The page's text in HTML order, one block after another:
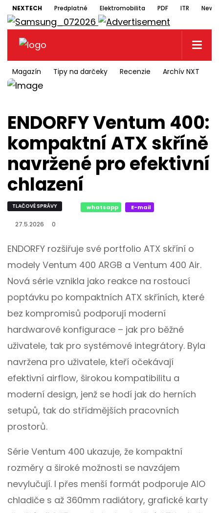
NEXTECH Predplatné Elektromobilita PDF ITR
Magazín Tipy na darčeky Recenzie Archív NXT
ENDORFY Ventum 400:
kompaktní ATX skříně
navržené pro efektivní
chlazení
TLAČOVÉ SPRÁVY whatsapp E-mail
27.5.2026 0
ENDORFY rozšiřuje své portfolio ATX skříní o
modely Ventum 400 ARGB a Ventum 400 Air.
Nová série vznikla jako reakce na rostoucí
poptávku po kompaktních ATX skříních, které
bez kompromisů podporují moderní
hardwarové konfigurace – jak pro běžné
uživatele, tak pro systémové integrátory. Byla
navržena pro uživatele, kteří očekávají
efektivní airflow, širokou kompatibilitu a
moderní design, jenž se hodí jak do herních
setupů, tak do střídmějších pracovních
prostorů.
Série Ventum 400 ukazuje, že kompaktní
rozměry a široké možnosti se navzájem
nevylučují. I přes menší formát podporuje AIO
chladiče s až 360mm radiátory, grafické karty